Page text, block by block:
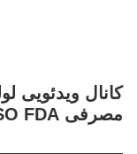
کانال ویدئویی
مصرفی ISO FDA